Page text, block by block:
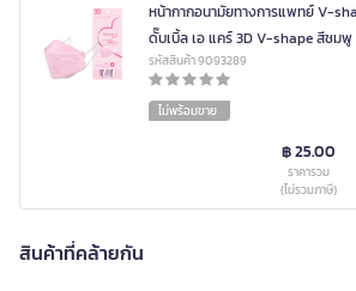
หน้ากากอนามัยทางการแพทย์ V-
ดั๊บเบิ้ล เอ แคร์ 3D V-shape สีชม
รหัสสินค้า 9093289
ไม่พร้อมขาย
฿ 25.00
ราคารวม
(ไม่รวมภาษี)
สินค้าที่คล้ายกัน